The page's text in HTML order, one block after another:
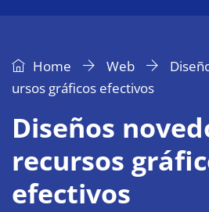
Home Web
ursos gráficos efectivos
Diseños
recursos
efectivos